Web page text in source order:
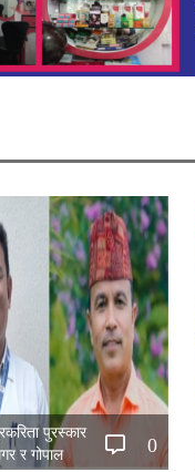
0
पुरस्कार
र गोपाल